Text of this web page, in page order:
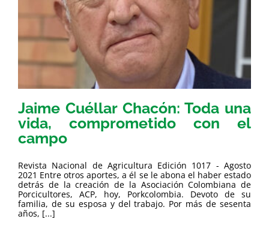
Jaime Cuéllar Chacón: Toda una
vida, comprometido con el
campo
Revista Nacional de Agricultura Edición 1017 - Agosto
2021 Entre otros aportes, a él se le abona el haber estado
detrás de la creación de la Asociación Colombiana de
Porcicultores, ACP, hoy, Porkcolombia. Devoto de su
familia, de su esposa y del trabajo. Por más de sesenta
años, [...]